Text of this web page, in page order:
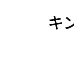
キ